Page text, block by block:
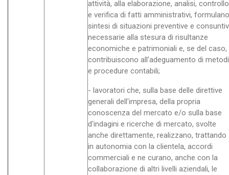
attività, alla elaborazione, analisi, controllo
e verifica di fatti amministrativi, formulano
sintesi di situazioni preventive e
necessarie alla stesura di risultanze
economiche e patrimoniali e, se del caso,
contribuiscono all'adeguamento di metodi
e procedure contabili;
- lavoratori che, sulla base delle direttive
generali dell'impresa, della propria
conoscenza del mercato e/o sulla base
d'indagini e ricerche di mercato, svolte
anche direttamente, realizzano, trattando
in autonomia con la clientela, accordi
commerciali e ne curano, anche con la
collaborazione di altri livelli aziendali, le